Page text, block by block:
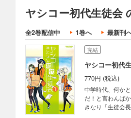
ヤシコー初代生徒会
全2巻配信中 1巻へ 最新刊
完結
ヤシコー初代
770円 (税込)
中学時代、何か
だ！と言わんば
きなり「生徒会